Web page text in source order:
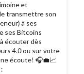
et
transmettre son
à ses
ses Bitcoins
écouter dès
4.0 ou sur votre
écoute! 🎧💼📈